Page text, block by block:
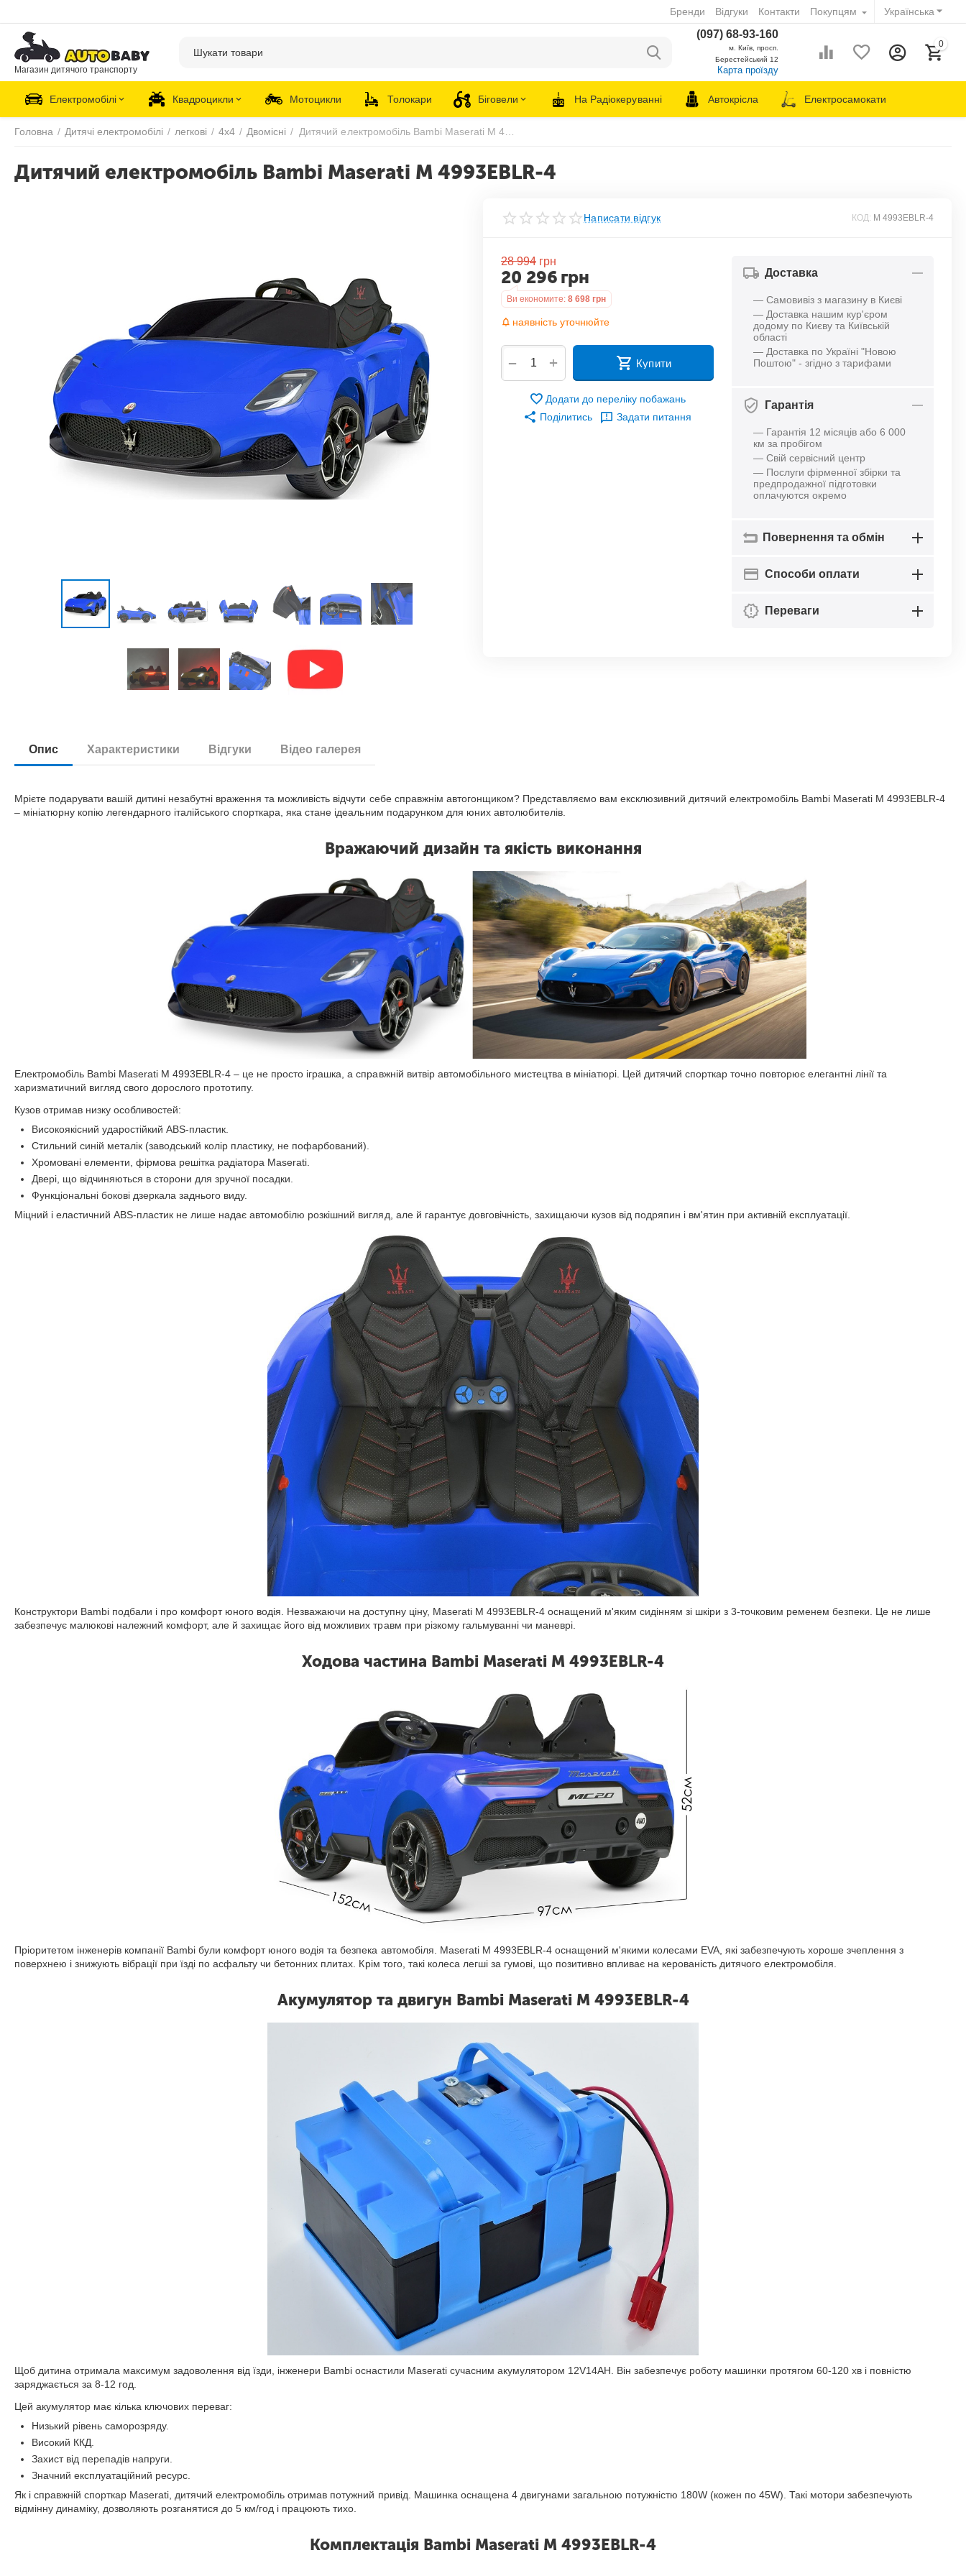
Українська
Бренди Відгуки Контакти Покупцям
Магазин дитячого транспорту
(097) 68-93-160
м. Київ, просп.
Берестейський 12
Карта проїзду
0
Електромобілі Квадроцикли Мотоцикли Толокари Біговели На Радіокеруванні Автокрісла Електросамокати
Головна / Дитячі електромобілі / легкові / 4х4 / Двомісні / Дитячий електромобіль Bambi Maserati M 4993EBLR-4
Дитячий електромобіль Bambi Maserati M 4993EBLR-4
Написати відгук КОД: M 4993EBLR-4
28 994 грн
20 296 грн
Ви економите: 8 698 грн
наявність уточнюйте
+
− Купити
Додати до переліку побажань
Поділитись
Задати питання
Доставка
— Самовивіз з магазину в Києві
— Доставка нашим кур'єром
додому по Києву та Київській
області
— Доставка по Україні "Новою
Поштою" - згідно з тарифами
Гарантія
— Гарантія 12 місяців або 6 000
км за пробігом
— Свій сервісний центр
— Послуги фірменної збірки та
предпродажної підготовки
оплачуются окремо
Повернення та обмін
Способи оплати
Переваги
Опис Характеристики Відгуки Відео галерея
Мрієте подарувати вашій дитині незабутні враження та можливість відчути себе справжнім автогонщиком? Представляємо вам ексклюзивний дитячий електромобіль Bambi Maserati M 4993EBLR-4
– мініатюрну копію легендарного італійського спорткара, яка стане ідеальним подарунком для юних автолюбителів.
Вражаючий дизайн та якість виконання
Електромобіль Bambi Maserati M 4993EBLR-4 – це не просто іграшка, а справжній витвір автомобільного мистецтва в мініатюрі. Цей дитячий спорткар точно повторює елегантні лінії та
харизматичний вигляд свого дорослого прототипу.
Кузов отримав низку особливостей:
Високоякісний ударостійкий ABS-пластик.
Стильний синій металік (заводський колір пластику, не пофарбований).
Хромовані елементи, фірмова решітка радіатора Maserati.
Двері, що відчиняються в сторони для зручної посадки.
Функціональні бокові дзеркала заднього виду.
Міцний і еластичний ABS-пластик не лише надає автомобілю розкішний вигляд, але й гарантує довговічність, захищаючи кузов від подряпин і вм'ятин при активній експлуатації.
Конструктори Bambi подбали і про комфорт юного водія. Незважаючи на доступну ціну, Maserati M 4993EBLR-4 оснащений м'яким сидінням зі шкіри з 3-точковим ременем безпеки. Це не лише
забезпечує малюкові належний комфорт, але й захищає його від можливих травм при різкому гальмуванні чи маневрі.
Ходова частина Bambi Maserati M 4993EBLR-4
Пріоритетом інженерів компанії Bambi були комфорт юного водія та безпека автомобіля. Maserati M 4993EBLR-4 оснащений м'якими колесами EVA, які забезпечують хороше зчеплення з
поверхнею і знижують вібрації при їзді по асфальту чи бетонних плитах. Крім того, такі колеса легші за гумові, що позитивно впливає на керованість дитячого електромобіля.
Акумулятор та двигун Bambi Maserati M 4993EBLR-4
Щоб дитина отримала максимум задоволення від їзди, інженери Bambi оснастили Maserati сучасним акумулятором 12V14AH. Він забезпечує роботу машинки протягом 60-120 хв і повністю
заряджається за 8-12 год.
Цей акумулятор має кілька ключових переваг:
Низький рівень саморозряду.
Високий ККД.
Захист від перепадів напруги.
Значний експлуатаційний ресурс.
Як і справжній спорткар Maserati, дитячий електромобіль отримав потужний привід. Машинка оснащена 4 двигунами загальною потужністю 180W (кожен по 45W). Такі мотори забезпечують
відмінну динаміку, дозволяють розганятися до 5 км/год і працюють тихо.
Комплектація Bambi Maserati M 4993EBLR-4